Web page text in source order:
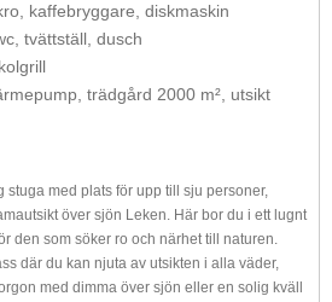
kaffebryggare, diskmaskin
tvättställ, dusch
trädgård 2000 m², utsikt
stuga med plats för upp till sju personer,
över sjön Leken. Här bor du i ett lugnt
den som söker ro och närhet till naturen.
där du kan njuta av utsikten i alla väder,
med dimma över sjön eller en solig kväll